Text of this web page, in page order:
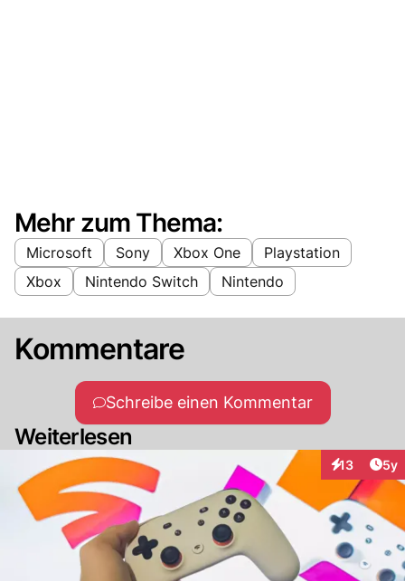
Mehr zum Thema:
Microsoft Sony Xbox One
Playstation
Xbox
Nintendo Switch Nintendo
Kommentare
Schreibe einen Kommentar
Weiterlesen
13 5y